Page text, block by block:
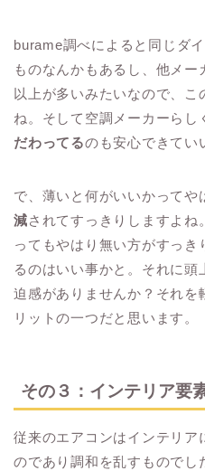
burame調べによると同じダ
ものなんかもあるし、他メ
以上が多いみたいなので、
ね。そして空調メーカーらし
だわってるのも安心できてい
で、薄いと何がいいかってや
減されてすっきりしますよ
ってもやはり無い方がすっ
るのはいい事かと。それに
迫感がありませんか？それを
リットの一つだと思います。
その３：インテリア要
従来のエアコンはインテリア
のであり調和を乱すものでし